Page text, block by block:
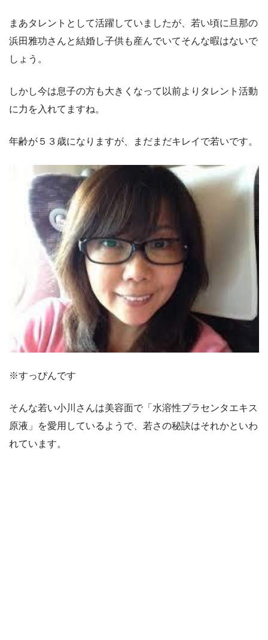
まあタレントとして活躍していましたが、若い頃に旦那の
浜田雅功さんと結婚し子供も産んでいてそんな暇はないで
しょう。
しかし今は息子の方も大きくなって以前よりタレント活動
に力を入れてますね。
年齢が５３歳になりますが、まだまだキレイで若いです。
※すっぴんです
そんな若い小川さんは美容面で「水溶性プラセンタエキス
原液」を愛用しているようで、若さの秘訣はそれかといわ
れています。